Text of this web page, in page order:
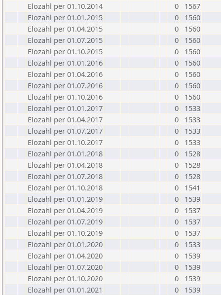
Elozahl per 01.10.2014
0
1567
Elozahl per 01.01.2015
0
1560
Elozahl per 01.04.2015
0
1560
Elozahl per 01.07.2015
0
1560
Elozahl per 01.10.2015
0
1560
Elozahl per 01.01.2016
0
1560
Elozahl per 01.04.2016
0
1560
Elozahl per 01.07.2016
0
1560
Elozahl per 01.10.2016
0
1560
Elozahl per 01.01.2017
0
1533
Elozahl per 01.04.2017
0
1533
Elozahl per 01.07.2017
0
1533
Elozahl per 01.10.2017
0
1533
Elozahl per 01.01.2018
0
1528
Elozahl per 01.04.2018
0
1528
Elozahl per 01.07.2018
0
1528
Elozahl per 01.10.2018
0
1541
Elozahl per 01.01.2019
0
1539
Elozahl per 01.04.2019
0
1537
Elozahl per 01.07.2019
0
1537
Elozahl per 01.10.2019
0
1537
Elozahl per 01.01.2020
0
1533
Elozahl per 01.04.2020
0
1539
Elozahl per 01.07.2020
0
1539
Elozahl per 01.10.2020
0
1539
Elozahl per 01.01.2021
0
1539